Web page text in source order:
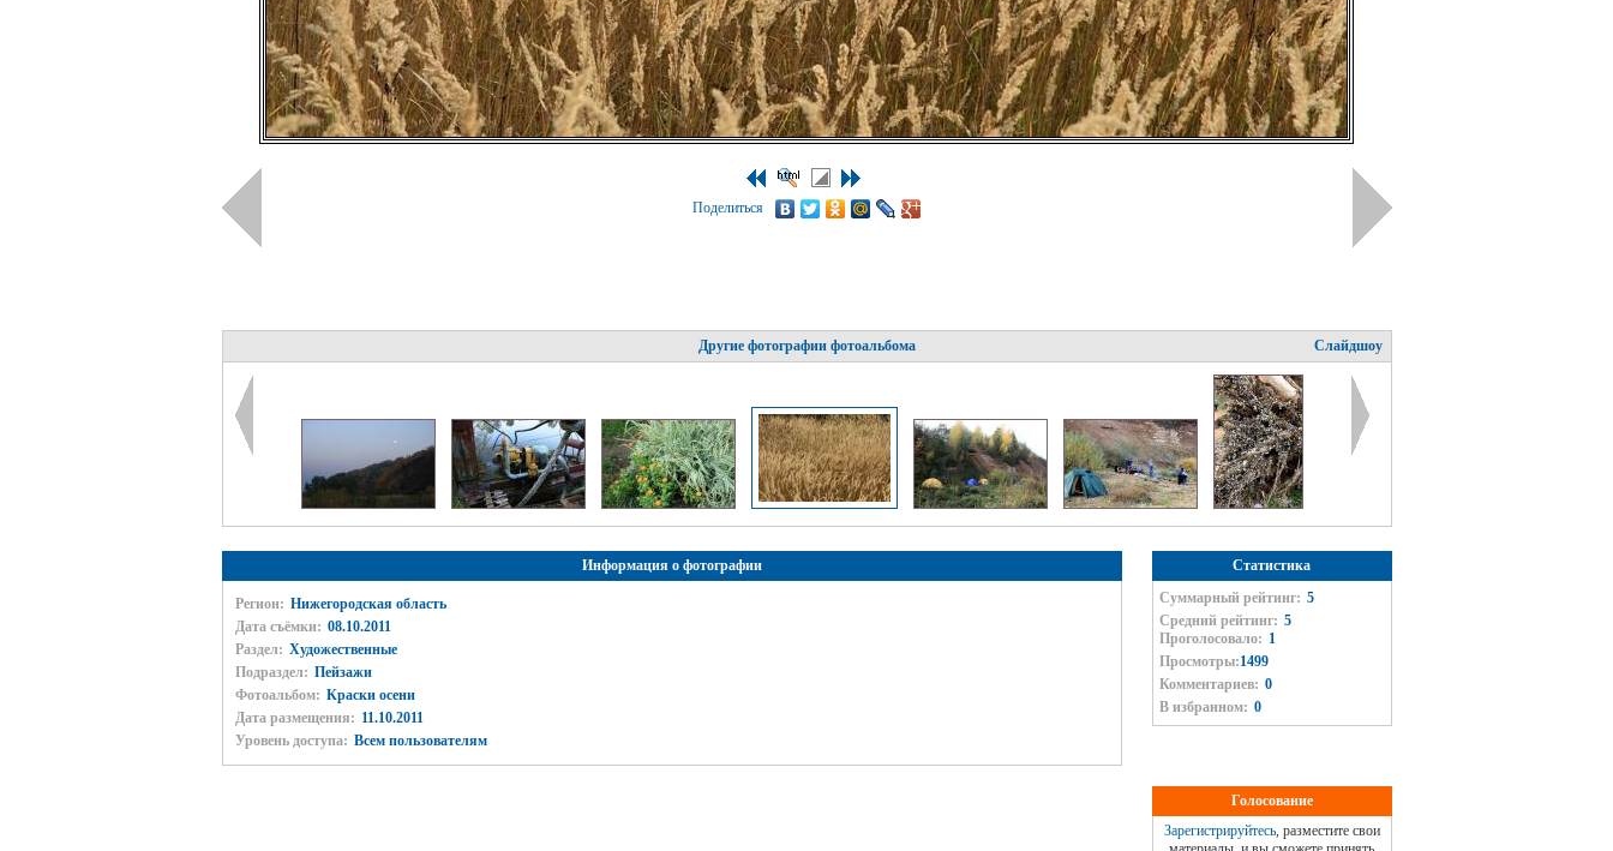
Поделиться
Другие фотографии фотоальбома Слайдшоу
Информация о фотографии
Регион: Нижегородская область
Дата съёмки: 08.10.2011
Раздел: Художественные
Подраздел: Пейзажи
Фотоальбом: Краски осени
Дата размещения: 11.10.2011
Уровень доступа: Всем пользователям
Статистика
Суммарный рейтинг: 5
Средний рейтинг: 5
Проголосовало: 1
Просмотры:1499
Комментариев: 0
В избранном: 0
Голосование
Зарегистрируйтесь, разместите свои